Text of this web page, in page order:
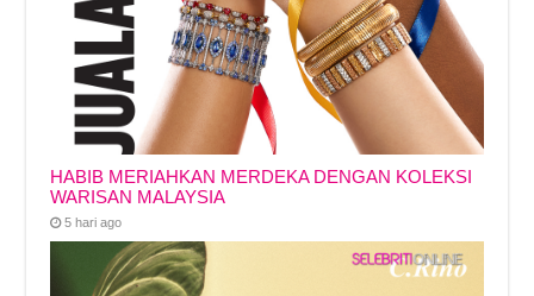
HABIB MERIAHKAN MERDEKA DENGAN KOLEKSI
WARISAN MALAYSIA
5 hari ago